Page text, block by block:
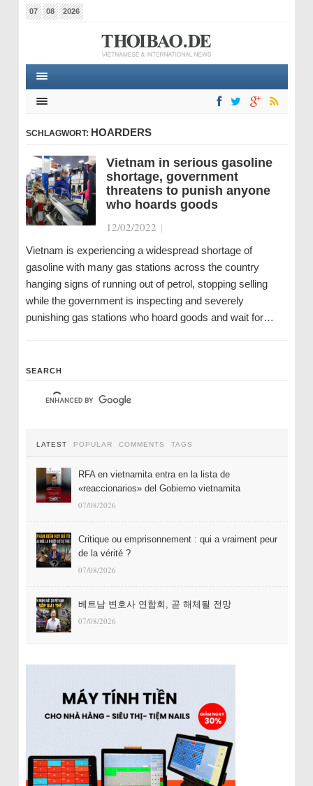
07 08 2026
SCHLAGWORT: HOARDERS
Vietnam in serious gasoline
shortage, government
threatens to punish anyone
who hoards goods
12/02/2022 |
Vietnam is experiencing a widespread shortage of
gasoline with many gas stations across the country
hanging signs of running out of petrol, stopping selling
while the government is inspecting and severely
punishing gas stations who hoard goods and wait for…
SEARCH
LATEST POPULAR COMMENTS TAGS
RFA en vietnamita entra en la lista de
«reaccionarios» del Gobierno vietnamita
07/08/2026
Critique ou emprisonnement : qui a vraiment peur
de la vérité ?
07/08/2026
베트남 변호사 연합회, 곧 해체될 전망
07/08/2026